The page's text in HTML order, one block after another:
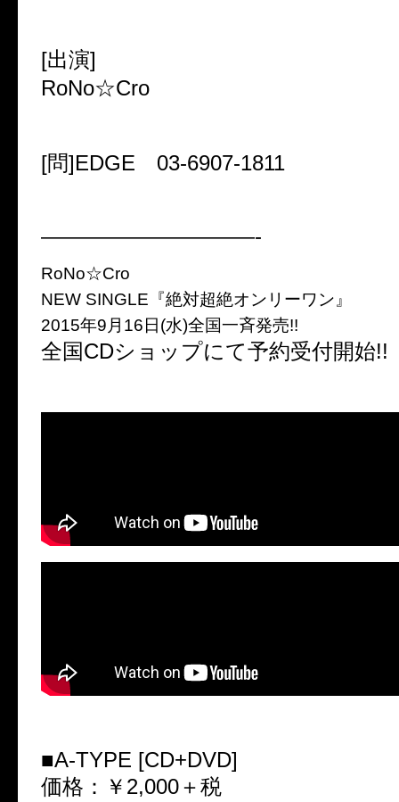
[出演]
RoNo☆Cro
[問]EDGE 03-6907-1811
——————————-
RoNo☆Cro
NEW SINGLE『絶対超絶オンリーワン』
2015年9月16日(水)全国一斉発売!!
全国CDショップにて予約受付開始!!
■A-TYPE [CD+DVD]
価格：￥2,000＋税